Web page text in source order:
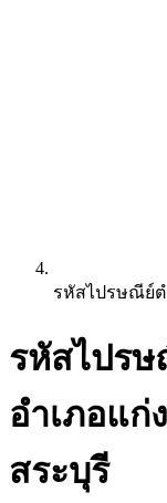
รหัสไปรษณีย์
รหัสไปร
อำเภอแ
สระบุรี